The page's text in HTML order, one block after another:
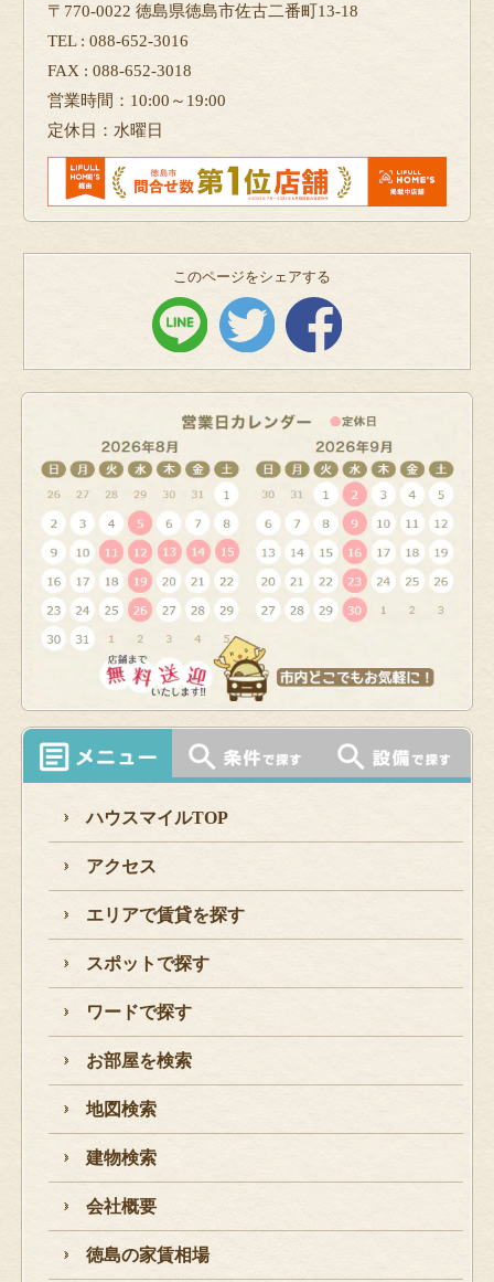
〒770-0022 徳島県徳島市佐古二番町13-18
TEL : 088-652-3016
FAX : 088-652-3018
営業時間：10:00～19:00
定休日：水曜日
このページをシェアする
ハウスマイルTOP
アクセス
エリアで賃貸を探す
スポットで探す
ワードで探す
お部屋を検索
地図検索
建物検索
会社概要
徳島の家賃相場